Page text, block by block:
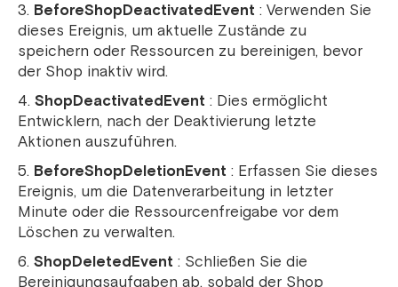
BeforeShopDeactivatedEvent : Verwenden Sie
dieses Ereignis, um aktuelle Zustände zu
speichern oder Ressourcen zu bereinigen, bevor
der Shop inaktiv wird.
ShopDeactivatedEvent : Dies ermöglicht
Entwicklern, nach der Deaktivierung letzte
Aktionen auszuführen.
BeforeShopDeletionEvent : Erfassen Sie dieses
Ereignis, um die Datenverarbeitung in letzter
Minute oder die Ressourcenfreigabe vor dem
Löschen zu verwalten.
ShopDeletedEvent : Schließen Sie die
Bereinigungsaufgaben ab, sobald der Shop